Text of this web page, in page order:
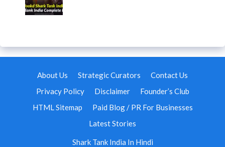
About Us Strategic Curators
Contact Us
Privacy Policy
Disclaimer
Founder’s Club
HTML Sitemap
Paid Blog / PR For Businesses
Latest Stories
Shark Tank India In Hindi